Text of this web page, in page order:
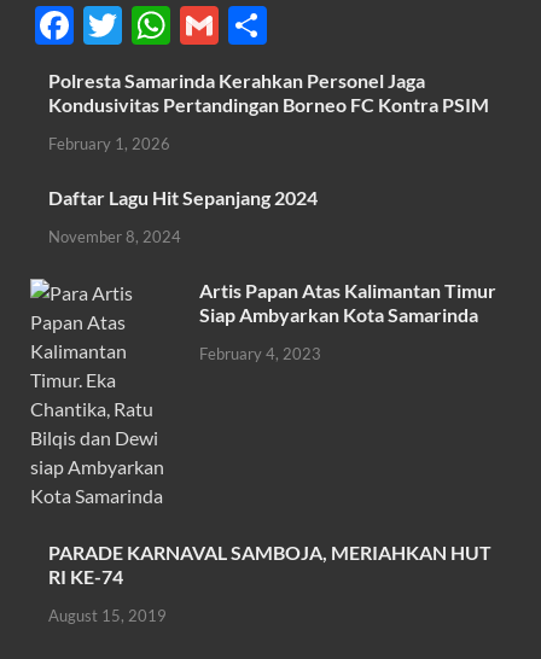
F
ac
e
b
o
o
k
T
w
itt
er
W
h
at
A
p
p
G
m
ail
h
ar
Polresta Samarinda Kerahkan Personel Jaga
Kondusivitas Pertandingan Borneo FC Kontra PSIM
February 1, 2026
Daftar Lagu Hit Sepanjang 2024
November 8, 2024
Artis Papan Atas Kalimantan Timur
Siap Ambyarkan Kota Samarinda
February 4, 2023
PARADE KARNAVAL SAMBOJA, MERIAHKAN HUT
RI KE-74
August 15, 2019